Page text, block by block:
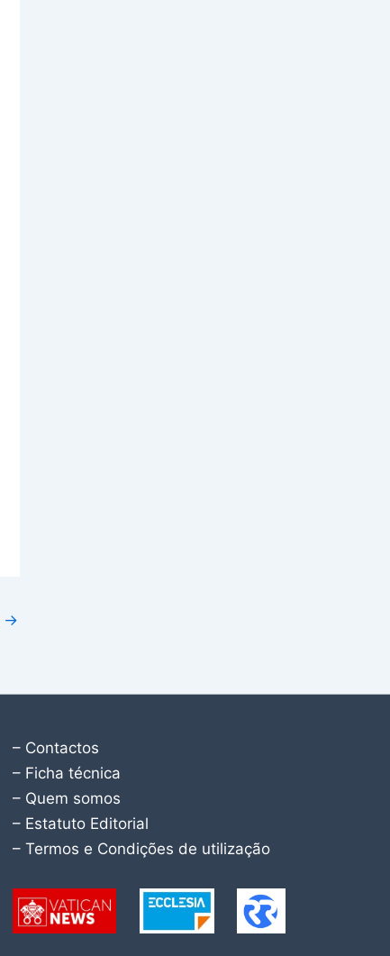
→
– Contactos
– Ficha técnica
– Quem somos
– Estatuto Editorial
– Termos e Condições de utilização